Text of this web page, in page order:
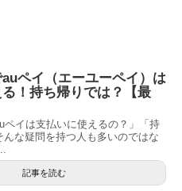
ペイ（エーユーペイ）は
！持ち帰りでは？【最
ペイは支払いに使えるの？」「持
んな疑問を持つ人も多いのではな
記事を読む